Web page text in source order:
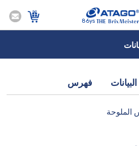
86ys
الملوحة